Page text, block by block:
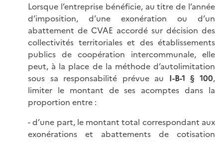
Lorsque l’entreprise bénéficie, au titre de l’année
d’imposition, d’une exonération ou d’un
abattement de CVAE accordé sur décision des
collectivités territoriales et des établissements
publics de coopération intercommunale, elle
peut, à la place de la méthode d’autolimitation
sous sa responsabilité prévue au I-B-1 § 100,
limiter le montant de ses acomptes dans la
proportion entre :
- d’une part, le montant total correspondant aux
exonérations et abattements de cotisation